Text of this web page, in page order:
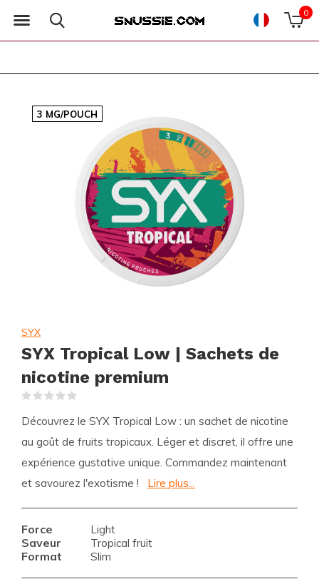
0
3 MG/POUCH
SYX
SYX Tropical Low | Sachets de
nicotine premium
Découvrez le SYX Tropical Low : un sachet de nicotine
au goût de fruits tropicaux. Léger et discret, il offre une
expérience gustative unique. Commandez maintenant
et savourez l'exotisme !
Lire plus...
Force Light
Saveur Tropical fruit
Format Slim